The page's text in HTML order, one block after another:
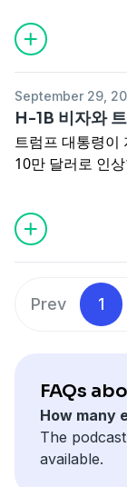
하게 될 겁니다.
마지막에 '관세
해 이야기를 나
서 다시 검토하고
합하는 결과를
다.
대법원판결이 나
까지는 뉴스레
리고 있습니다.
보내주세요!
브스택 프린스턴
드를 언제든 들
** 12/13: 무료
브스택 프린스턴
드를 언제든 들
해서 어떤 기준
기도 했는데요,
께 저희가 좋아
브스택 프린스턴
드를 언제든 들으
September 29,
H-1B 비자와
트럼프 대통령이
10만 달러로 인
표했습니다. 수
스러운 발표였
달리 남용된 측면
트럼프 대통령
있을지 모르지
미국인 노동자
를 언제든 들으
Prev 1
FAQs
How many
The
available.